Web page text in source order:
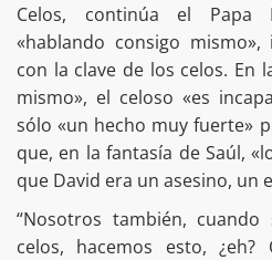
Celos, continúa el Papa
«hablando consigo
con la clave de los celos. En
mismo», el celoso «es
sólo «un hecho muy fuerte»
que, en la fantasía de Saúl,
que David era un asesino, un
“Nosotros también,
celos, hacemos esto,